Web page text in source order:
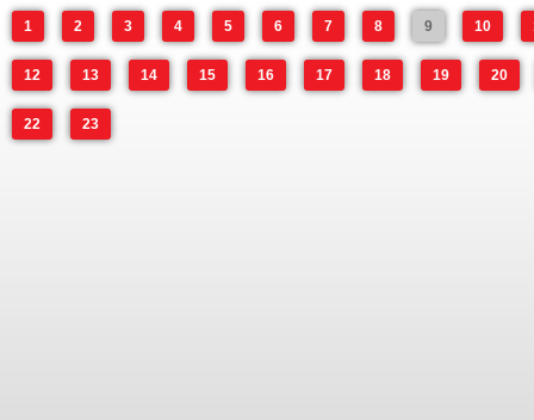
1 2 3 4 5 6 7 8 9 10
12 13 14 15 16 17 18 19 20
22 23